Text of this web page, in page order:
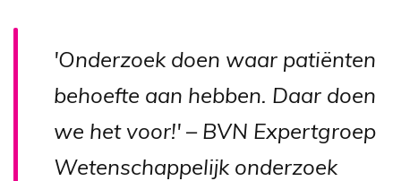
'Onderzoek doen waar patiënten
behoefte aan hebben. Daar doen
we het voor!' – BVN Expertgroep
Wetenschappelijk onderzoek